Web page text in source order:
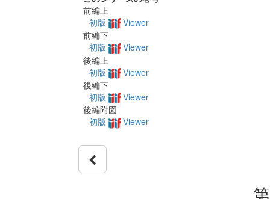
前編上
初版
Viewer
前編下
初版
Viewer
後編上
初版
Viewer
後編下
初版
Viewer
後編附図
初版
Viewer